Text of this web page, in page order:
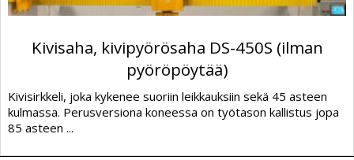
Kivisaha, kivipyörösaha DS-450S (ilman
pyöröpöytää)
Kivisirkkeli, joka kykenee suoriin leikkauksiin sekä 45 asteen
kulmassa. Perusversiona koneessa on työtason kallistus jopa
85 asteen ...